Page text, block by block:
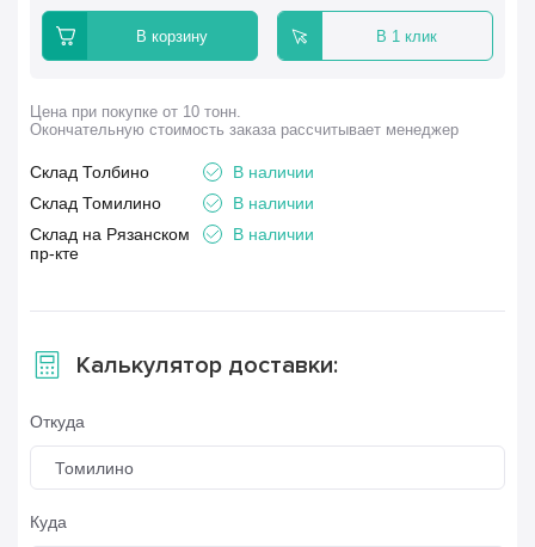
В корзину В 1 клик
Цена при покупке от 10 тонн.
Окончательную стоимость заказа рассчитывает менеджер
Склад Толбино
В наличии
Склад Томилино
В наличии
Склад на Рязанском
пр-кте
В наличии
Калькулятор доставки:
Откуда
Томилино
Куда